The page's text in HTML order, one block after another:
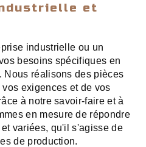
et
industrielle ou un
besoins spécifiques en
Nous réalisons des pièces
exigences et de vos
à notre savoir-faire et à
en mesure de répondre
variées, qu'il s'agisse de
de production.